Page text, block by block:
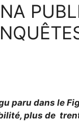
paru dans le
plus de